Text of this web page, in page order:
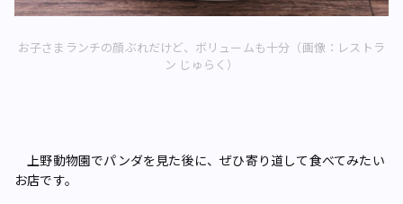
お子さまランチの顔ぶれだけど、ボリュームも十分（画像：レストラ
ン じゅらく）
上野動物園でパンダを見た後に、ぜひ寄り道して食べてみたい
お店です。